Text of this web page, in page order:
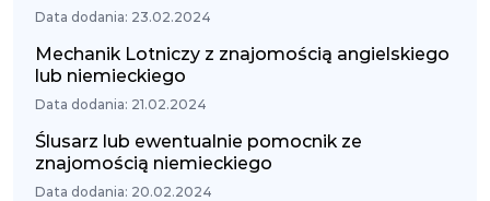
Data dodania: 23.02.2024
Mechanik Lotniczy z znajomością angielskiego
lub niemieckiego
Data dodania: 21.02.2024
Ślusarz lub ewentualnie pomocnik ze
znajomością niemieckiego
Data dodania: 20.02.2024